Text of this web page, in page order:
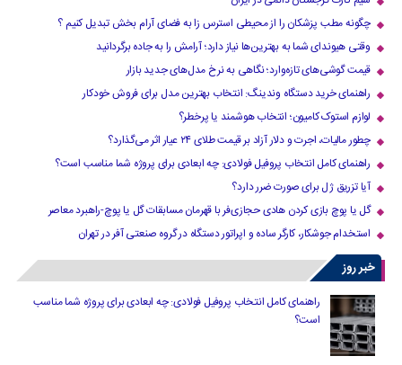
چگونه مطب پزشکان را از محیطی استرس زا به فضای آرام بخش تبدیل کنیم ؟
وقتی هیوندای شما به بهترین‌ها نیاز دارد؛ آرامش را به جاده برگردانید
قیمت گوشی‌های تازه‌وارد؛ نگاهی به نرخ مدل‌های جدید بازار
راهنمای خرید دستگاه وندینگ: انتخاب بهترین مدل برای فروش خودکار
لوازم استوک کامیون؛ انتخاب هوشمند یا پرخطر؟
چطور مالیات، اجرت و دلار آزاد بر قیمت طلای ۲۴ عیار اثر می‌گذارد؟
راهنمای کامل انتخاب پروفیل فولادی: چه ابعادی برای پروژه شما مناسب است؟
آیا تزریق ژل برای صورت ضرر دارد​؟
گل یا پوچ بازی کردن هادی حجازی‌فر با قهرمان مسابقات گل یا پوچ-راهبرد معاصر
استخدام جوشکار، کارگر ساده و اپراتور دستگاه در گروه صنعتی آفر در تهران
خبر روز
راهنمای کامل انتخاب پروفیل فولادی: چه ابعادی برای پروژه شما مناسب
است؟